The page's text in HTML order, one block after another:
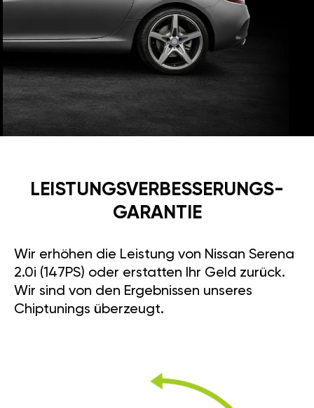
LEISTUNGSVERBESSE­RUNGS­
GARANTIE
Wir erhöhen die Leistung von Nissan Serena
2.0i (147PS) oder erstatten Ihr Geld zurück.
Wir sind von den Ergebnissen unseres
Chiptunings überzeugt.